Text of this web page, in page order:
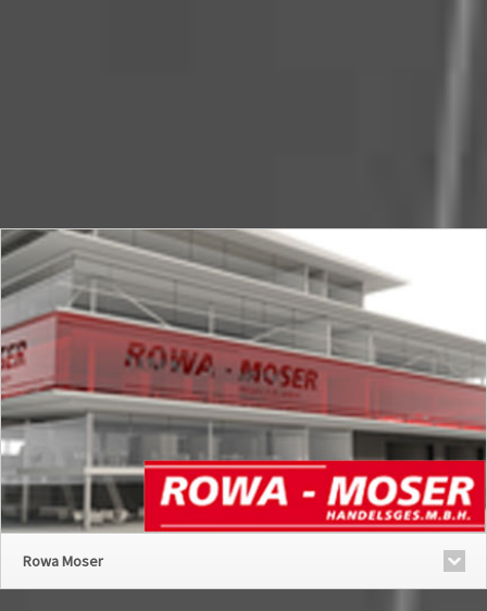
Rowa Moser